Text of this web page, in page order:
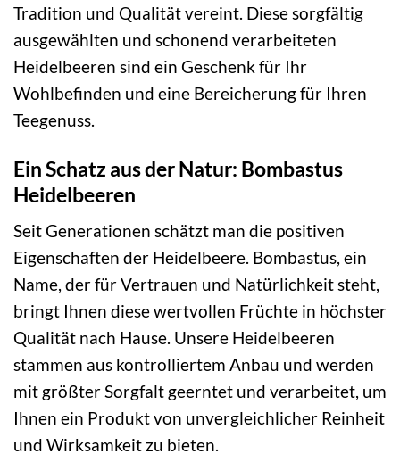
Tradition und Qualität vereint. Diese sorgfältig
ausgewählten und schonend verarbeiteten
Heidelbeeren sind ein Geschenk für Ihr
Wohlbefinden und eine Bereicherung für Ihren
Teegenuss.
Ein Schatz aus der Natur: Bombastus
Heidelbeeren
Seit Generationen schätzt man die positiven
Eigenschaften der Heidelbeere. Bombastus, ein
Name, der für Vertrauen und Natürlichkeit steht,
bringt Ihnen diese wertvollen Früchte in höchster
Qualität nach Hause. Unsere Heidelbeeren
stammen aus kontrolliertem Anbau und werden
mit größter Sorgfalt geerntet und verarbeitet, um
Ihnen ein Produkt von unvergleichlicher Reinheit
und Wirksamkeit zu bieten.